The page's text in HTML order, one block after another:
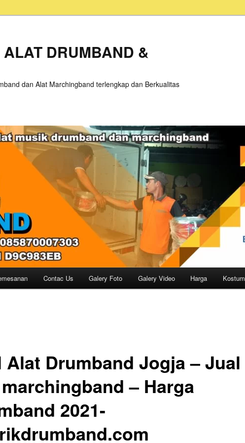
DRUMBAND &
dan Alat Marchingband terlengkap dan Berkualitas
Contac Us Galery Foto Galery Video Harga Kostum
Alat Drumband Jogja – Jual
– Harga
2021-